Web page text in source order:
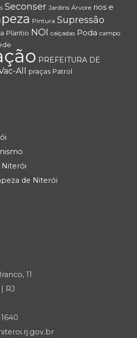
Seconser Jardins Árvore rios e
Pintura Supressão
Plantio NOI calçadas Poda campo
PREFEITURA DE
All praças Patrol
Niterói
de Niterói
11
RJ